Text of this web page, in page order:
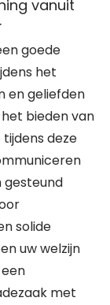
vanuit
goede
het
en geliefden
bieden van
deze
gesteund
solide
uw welzijn
met